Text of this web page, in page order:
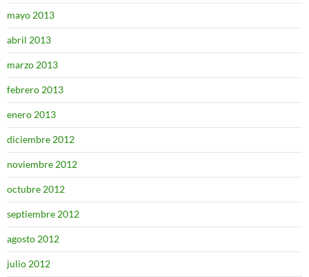
mayo 2013
abril 2013
marzo 2013
febrero 2013
enero 2013
diciembre 2012
noviembre 2012
octubre 2012
septiembre 2012
agosto 2012
julio 2012